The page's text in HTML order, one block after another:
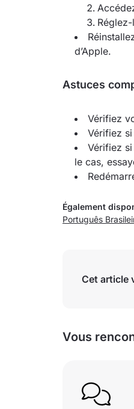
d’Apple.
Astuces
Vérifiez
Vérifiez
Vérifiez
le cas,
Également
Português
Cet article
Vous